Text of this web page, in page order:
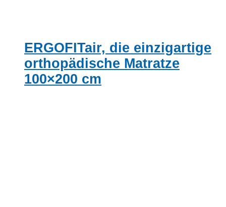
ERGOFITair, die einzigartige
orthopädische Matratze
100×200 cm